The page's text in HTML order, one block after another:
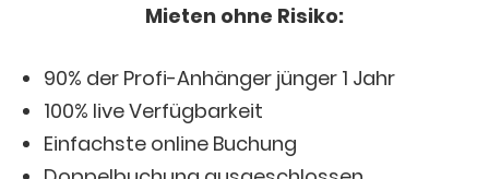
Mieten ohne Risiko:
90% der Profi-Anhänger jünger 1 Jahr
100% live Verfügbarkeit
Einfachste online Buchung